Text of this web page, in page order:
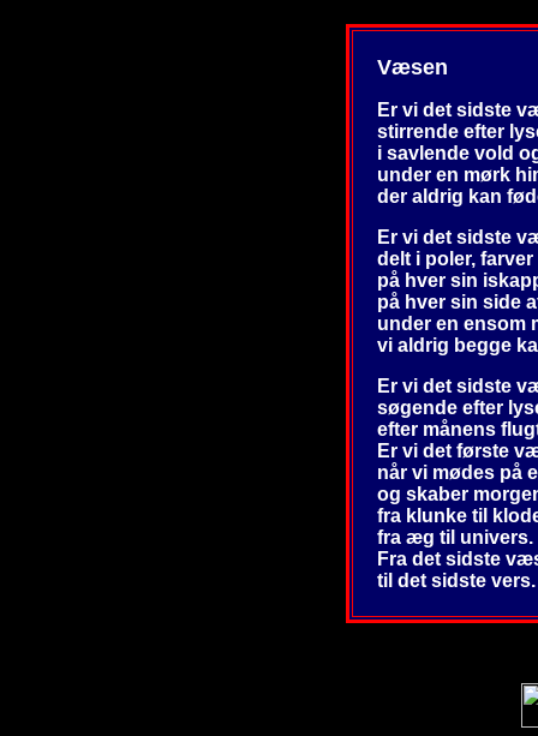
Væsen
Er vi det sidste
stirrende efter
i savlende vold
under en mørk
der aldrig kan
Er vi det sidste
delt i poler,
på hver sin
på hver sin side
under en ensom
vi aldrig begge
Er vi det sidste
søgende efter
efter månens
Er vi det første
når vi mødes på
og skaber
fra klunke til
fra æg til univers.
Fra det sidste
til det sidste vers.